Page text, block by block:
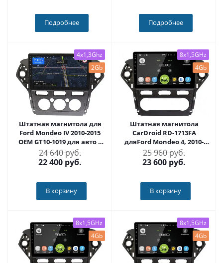
Подробнее
13 (11-13 дюймов)
Подробнее
4x1,3Ghz
2Gb
Штатная магнитола для
Ford Mondeo IV 2010-2015
OEM GT10-1019 для авто с
кондиционером на
Android 10
24 640 руб.
22 400 руб.
В корзину
8x1,5GHz
4Gb
Штатная магнитола
CarDroid RD-1713FA
дляFord Mondeo 4, 2010-
2015 (Android 10)
25 960 руб.
23 600 руб.
В корзину
8x1,5GHz
4Gb
8x1,5GHz
4Gb